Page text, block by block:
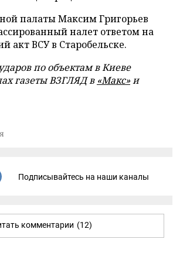
палаты Максим Григорьев
налет ответом на
акт ВСУ в Старобельске.
по объектам в Киеве
газеты ВЗГЛЯД в «Макс»и
Подписывайтесь на наши каналы
комментарии (12)